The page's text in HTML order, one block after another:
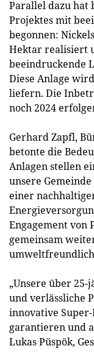
Parallel dazu hat
Projektes mit
begonnen:
Hektar realisiert
beeindruckende
Diese Anlage
liefern. Die
noch 2024
Gerhard Zapfl,
betonte die
Anlagen stellen
unsere
einer
Engagement von
gemeinsam
„Unsere über
und verlässliche
innovative
garantieren und
Lukas Püspök,